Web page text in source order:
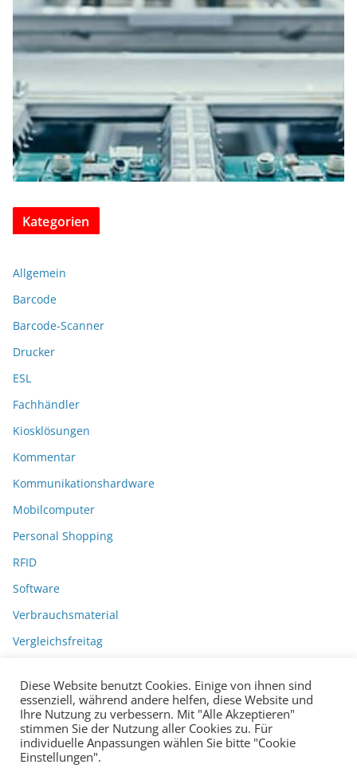
Kategorien
Allgemein
Barcode
Barcode-Scanner
Drucker
ESL
Fachhändler
Kiosklösungen
Kommentar
Kommunikationshardware
Mobilcomputer
Personal Shopping
RFID
Software
Verbrauchsmaterial
Vergleichsfreitag
Diese Website benutzt Cookies. Einige von ihnen sind
essenziell, während andere helfen, diese Website und
Ihre Nutzung zu verbessern. Mit "Alle Akzeptieren"
stimmen Sie der Nutzung aller Cookies zu. Für
individuelle Anpassungen wählen Sie bitte "Cookie
Einstellungen".